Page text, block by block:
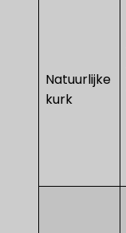
Natuurlijke
kurk